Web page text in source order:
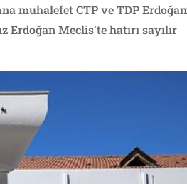
muhalefet CTP ve TDP
Meclis’te hatırı sayılır